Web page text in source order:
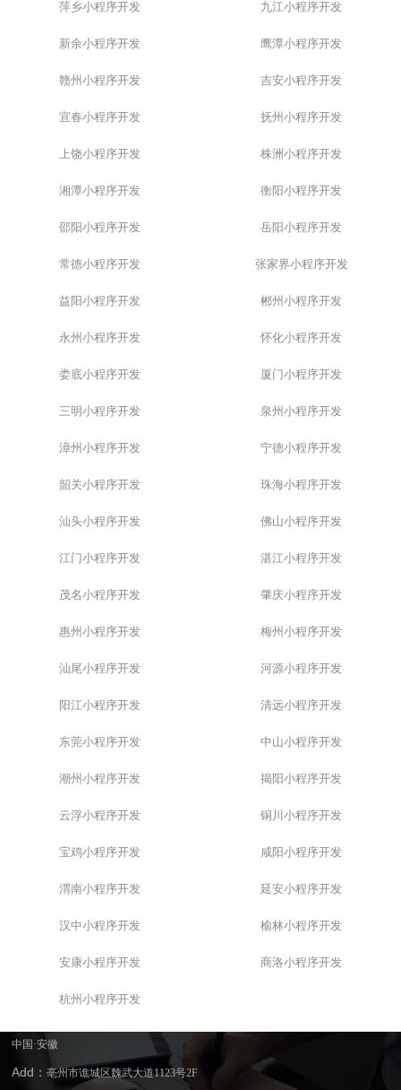
萍乡小程序开发 九江小程序开发
新余小程序开发 鹰潭小程序开发
赣州小程序开发 吉安小程序开发
宜春小程序开发 抚州小程序开发
上饶小程序开发 株洲小程序开发
湘潭小程序开发 衡阳小程序开发
邵阳小程序开发 岳阳小程序开发
常德小程序开发 张家界小程序开发
益阳小程序开发 郴州小程序开发
永州小程序开发 怀化小程序开发
娄底小程序开发 厦门小程序开发
三明小程序开发 泉州小程序开发
漳州小程序开发 宁德小程序开发
韶关小程序开发 珠海小程序开发
汕头小程序开发 佛山小程序开发
江门小程序开发 湛江小程序开发
茂名小程序开发 肇庆小程序开发
惠州小程序开发 梅州小程序开发
汕尾小程序开发 河源小程序开发
阳江小程序开发 清远小程序开发
东莞小程序开发 中山小程序开发
潮州小程序开发 揭阳小程序开发
云浮小程序开发 铜川小程序开发
宝鸡小程序开发 咸阳小程序开发
渭南小程序开发 延安小程序开发
汉中小程序开发 榆林小程序开发
安康小程序开发 商洛小程序开发
杭州小程序开发
中国·安徽
Add：亳州市谯城区魏武大道1123号2F